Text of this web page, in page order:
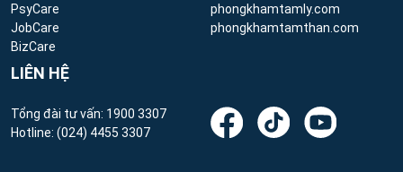
PsyCare
JobCare
BizCare
phongkhamtamly.com
phongkhamtamthan.com
LIÊN HỆ
Tổng đài tư vấn: 1900 3307
Hotline: (024) 4455 3307